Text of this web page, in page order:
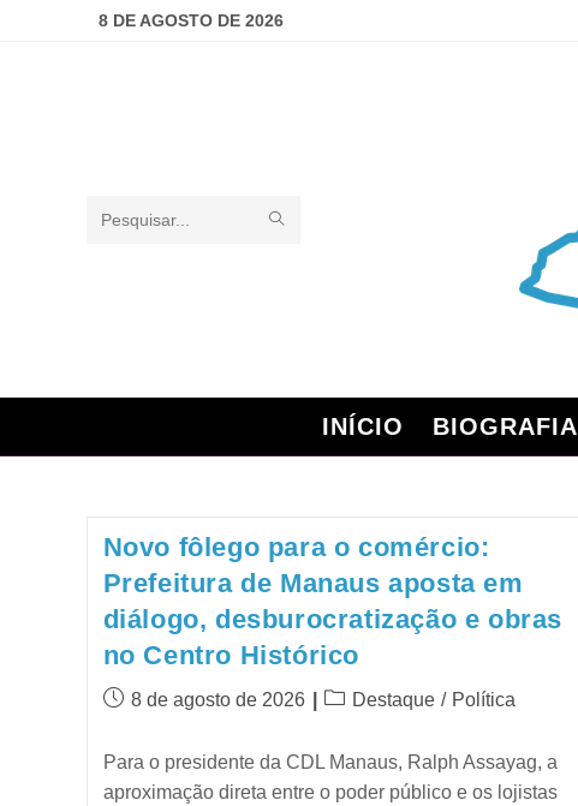
8 DE AGOSTO DE 2026
Pesquisar
INÍCIO BIOGRAFIA
Novo fôlego para o comércio:
Prefeitura de Manaus aposta em
diálogo, desburocratização e obras
no Centro Histórico
8 de agosto de 2026 Destaque / Política
Para o presidente da CDL Manaus, Ralph Assayag, a
aproximação direta entre o poder público e os lojistas